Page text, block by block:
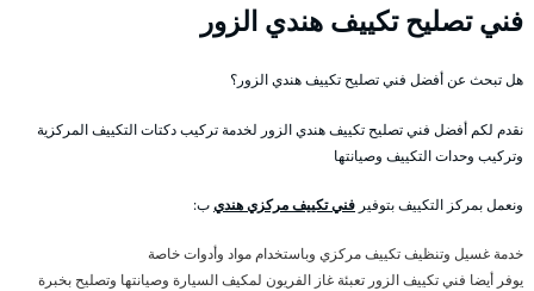
فني تصليح تكييف هندي الزور
هل تبحث عن أفضل فني تصليح تكييف هندي الزور؟
نقدم لكم أفضل فني تصليح تكييف هندي الزور لخدمة تركيب دكتات التكييف المركزية
وتركيب وحدات التكييف وصيانتها
ونعمل بمركز التكييف بتوفير فني تكييف مركزي هنديب:
خدمة غسيل وتنظيف تكييف مركزي وباستخدام مواد وأدوات خاصة
يوفر أيضا فني تكييف الزور تعبئة غاز الفريون لمكيف السيارة وصيانتها وتصليح بخبرة